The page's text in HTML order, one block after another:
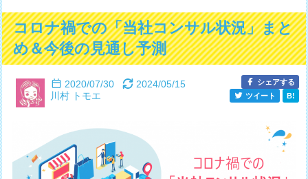
コロナ禍での「当社コンサル状況」まと
め＆今後の見通し予測
2020/07/30
2024/05/15
川村 トモエ
シェアする
ツイート
B!